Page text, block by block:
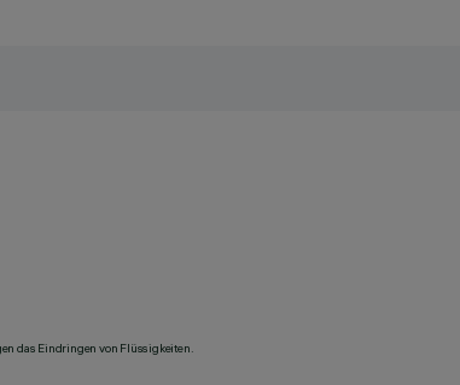
das Eindringen von Flüssigkeiten.